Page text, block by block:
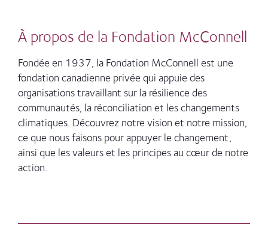
À propos de la Fondation McConnell
Fondée en 1937, la Fondation McConnell est une
fondation canadienne privée qui appuie des
organisations travaillant sur la résilience des
communautés, la réconciliation et les changements
climatiques. Découvrez notre vision et notre mission,
ce que nous faisons pour appuyer le changement,
ainsi que les valeurs et les principes au cœur de notre
action.